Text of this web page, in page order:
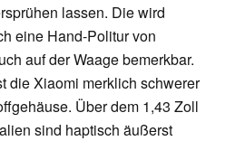
lassen. Die wird
eine Hand-Politur von
auf der Waage bemerkbar.
die Xiaomi merklich schwerer
Über dem 1,43 Zoll
sind haptisch äußerst